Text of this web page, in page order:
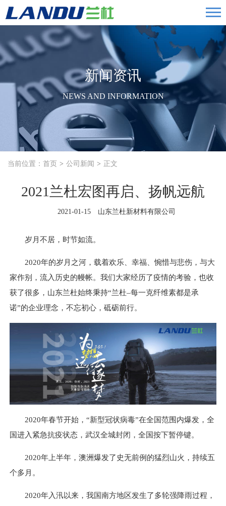
新闻资讯
NEWS AND INFORMATION
当前位置： 首页 公司新闻 正文
2021兰杜宏图再启、扬帆远航
2021-01-15 山东兰杜新材料有限公司
岁月不居，时节如流。
2020年的岁月之河，载着欢乐、幸福、惋惜与悲伤，与大
家作别，流入历史的幔帐。我们大家经历了疫情的考验，也收
获了很多，山东兰杜始终秉持“兰杜–每一克纤维素都是承
诺”的企业理念，不忘初心，砥砺前行。
2020年春节开始，“新型冠状病毒”在全国范围内爆发，全
国进入紧急抗疫状态，武汉全城封闭，全国按下暂停键。
2020年上半年，澳洲爆发了史无前例的猛烈山火，持续五
个多月。
2020年入汛以来，我国南方地区发生了多轮强降雨过程，